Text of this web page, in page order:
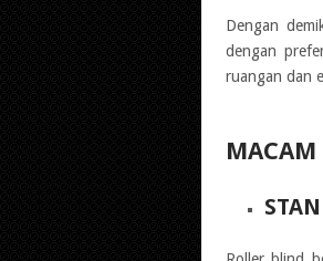
Dengan
dengan
ruangan dan
MACAM